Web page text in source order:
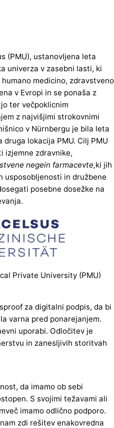
(PMU), ustanovljena leta
univerza v zasebni lasti, ki
medicino, zdravstveno
v Evropi in se ponaša z
ter večpoklicnim
z najvišjimi strokovnimi
v Nürnbergu je bila leta
lokacija PMU. Cilj PMU
izjemne zdravnike,
negein farmacevte,ki jih
usposobljenosti in družbene
posebne dosežke na
Private University (PMU)
za digitalni podpis, da bi
varna pred ponarejanjem.
uporabi. Odločitev je
in zanesljivih storitvah
da imamo ob sebi
S svojimi težavami ali
imamo odlično podporo.
zdi rešitev enakovredna